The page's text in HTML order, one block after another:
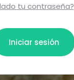
tu contraseña?
Iniciar sesión